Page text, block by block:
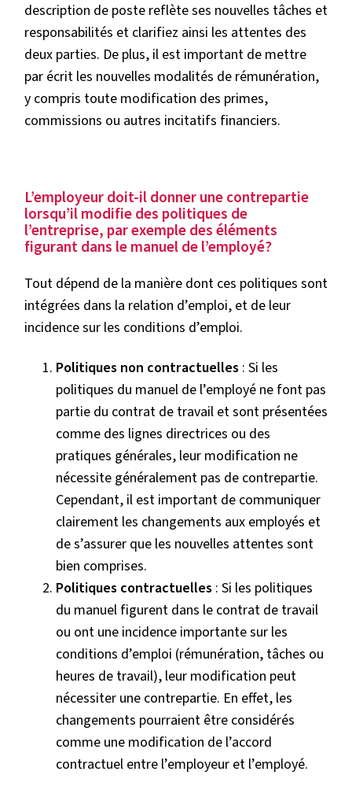
description de poste reflète ses nouvelles tâches et
responsabilités et clarifiez ainsi les attentes des
deux parties. De plus, il est important de mettre
par écrit les nouvelles modalités de rémunération,
y compris toute modification des primes,
commissions ou autres incitatifs financiers.
L’employeur doit-il donner une contrepartie
lorsqu’il modifie des politiques de
l’entreprise, par exemple des éléments
figurant dans le manuel de l’employé?
Tout dépend de la manière dont ces politiques sont
intégrées dans la relation d’emploi, et de leur
incidence sur les conditions d’emploi.
Politiques non contractuelles : Si les
politiques du manuel de l’employé ne font pas
partie du contrat de travail et sont présentées
comme des lignes directrices ou des
pratiques générales, leur modification ne
nécessite généralement pas de contrepartie.
Cependant, il est important de communiquer
clairement les changements aux employés et
de s’assurer que les nouvelles attentes sont
bien comprises.
Politiques contractuelles : Si les politiques
du manuel figurent dans le contrat de travail
ou ont une incidence importante sur les
conditions d’emploi (rémunération, tâches ou
heures de travail), leur modification peut
nécessiter une contrepartie. En effet, les
changements pourraient être considérés
comme une modification de l’accord
contractuel entre l’employeur et l’employé.